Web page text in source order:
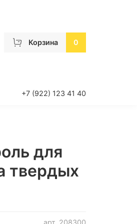
Корзина 0
+7 (922) 123 41 40
арт. 208300
для
твердых